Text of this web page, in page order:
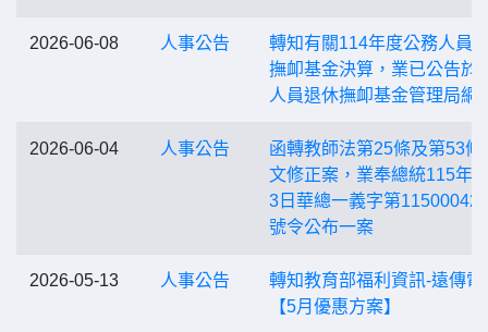
2026-06-08 人事公告
轉知有關114年度公務人員
撫卹基金決算，業已公告於
人員退休撫卹基金管理局網
2026-06-04 人事公告
函轉教師法第25條及第53條
文修正案，業奉總統115年5
3日華總一義字第
號令公布一案
2026-05-13 人事公告
轉知教育部福利資訊-遠傳電
【5月優惠方案】